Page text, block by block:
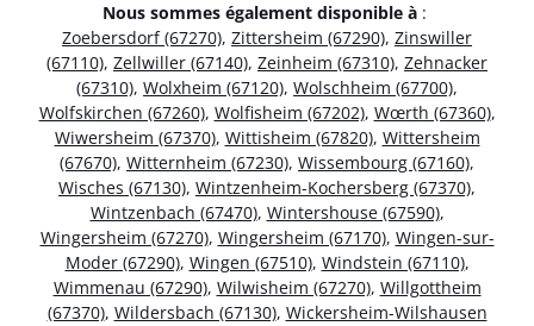
Nous sommes également disponible à :
Zoebersdorf (67270), Zittersheim (67290), Zinswiller
(67110), Zellwiller (67140), Zeinheim (67310), Zehnacker
(67310), Wolxheim (67120), Wolschheim (67700),
Wolfskirchen (67260), Wolfisheim (67202), Wœrth (67360),
Wiwersheim (67370), Wittisheim (67820), Wittersheim
(67670), Witternheim (67230), Wissembourg (67160),
Wisches (67130), Wintzenheim-Kochersberg (67370),
Wintzenbach (67470), Wintershouse (67590),
Wingersheim (67270), Wingersheim (67170), Wingen-sur-
Moder (67290), Wingen (67510), Windstein (67110),
Wimmenau (67290), Wilwisheim (67270), Willgottheim
(67370), Wildersbach (67130), Wickersheim-Wilshausen